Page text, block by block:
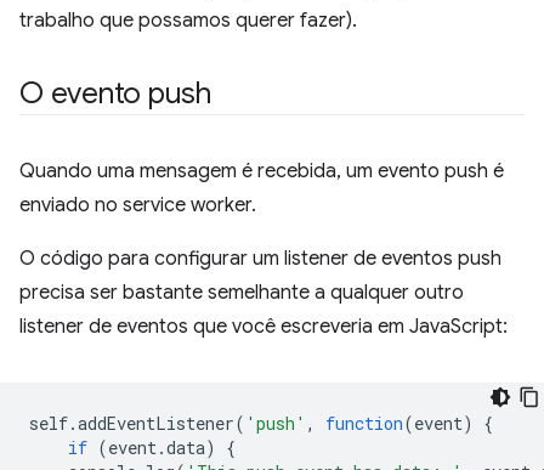
trabalho que possamos querer fazer).
O evento push
Quando uma mensagem é recebida, um evento push é
enviado no service worker.
O código para configurar um listener de eventos push
precisa ser bastante semelhante a qualquer outro
listener de eventos que você escreveria em JavaScript:
self.addEventListener( 'push' , function(event)
{
if (event.data)
{